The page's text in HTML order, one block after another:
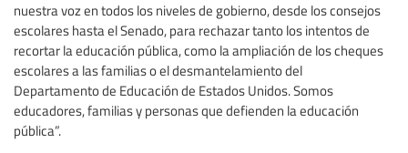
nuestra voz en todos los niveles de gobierno, desde los consejos
escolares hasta el Senado, para rechazar tanto los intentos de
recortar la educación pública, como la ampliación de los cheques
escolares a las familias o el desmantelamiento del
Departamento de Educación de Estados Unidos. Somos
educadores, familias y personas que defienden la educación
pública”.